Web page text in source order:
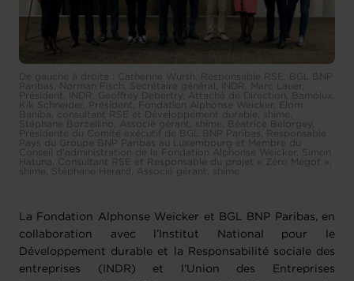
De gauche à droite : Catherine Wurth, Responsable RSE, BGL BNP
Paribas, Norman Fisch, Secrétaire général, INDR, Marc Lauer,
Président, INDR, Geoffrey Debertry, Attaché de Direction, Bamolux,
Kik Schneider, Président, Fondation Alphonse Weicker, Elom
Baniba, consultant RSE et Développement durable, shime,
Stéphane Borzellino, Associé gérant, shime, Béatrice Belorgey,
Présidente du Comité exécutif de BGL BNP Paribas, Responsable
Pays du Groupe BNP Paribas au Luxembourg et Membre du
Conseil d’administration de la Fondation Alphonse Weicker, Simon
Hatuna, Consultant RSE et Responsable du projet « Zéro Mégot »,
shime, Stéphane Herard, Associé gérant, shime
La Fondation Alphonse Weicker et BGL BNP Paribas, en
collaboration avec l’Institut National pour le
Développement durable et la Responsabilité sociale des
entreprises (INDR) et l’Union des Entreprises